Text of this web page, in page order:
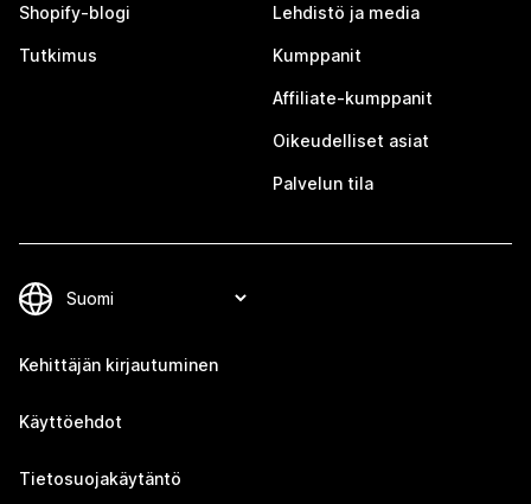
Shopify-blogi
Tutkimus
Lehdistö ja media
Kumppanit
Affiliate-kumppanit
Oikeudelliset asiat
Palvelun tila
Kehittäjän kirjautuminen
Käyttöehdot
Tietosuojakäytäntö